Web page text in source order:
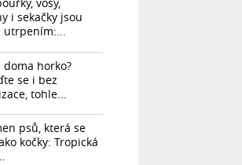
i sekačky jsou
utrpením:...
doma horko?
se i bez
tohle...
psů, která se
kočky: Tropická